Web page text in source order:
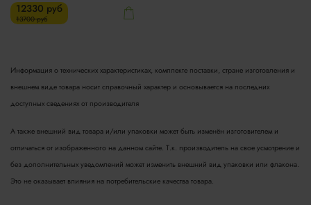
12330 руб
13700 руб
Информация о технических характеристиках, комплекте поставки, стране изготовления и
внешнем виде товара носит справочный характер и основывается на последних
доступных сведениях от производителя
А также внешний вид товара и/или упаковки может быть изменён изготовителем и
отличаться от изображенного на данном сайте. Т.к. производитель на свое усмотрение и
без дополнительных уведомлений может изменить внешний вид упаковки или флакона.
Это не оказывает влияния на потребительские качества товара.